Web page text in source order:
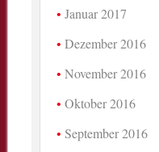
Januar 2017
Dezember 2016
November 2016
Oktober 2016
September 2016